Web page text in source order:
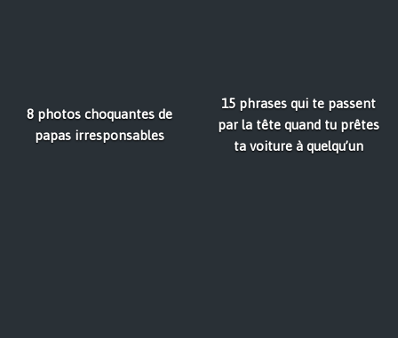
8 photos choquantes de
papas irresponsables
15 phrases qui te passent
par la tête quand tu prêtes
ta voiture à quelqu’un